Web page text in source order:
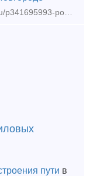
Предложение (продажа) https://vsp52.ru/p341695993-podkladka-kd50-vosstanovlennaya.html - Подкладка КБ50 восстановленная по цене от 790 руб/шт
пути в